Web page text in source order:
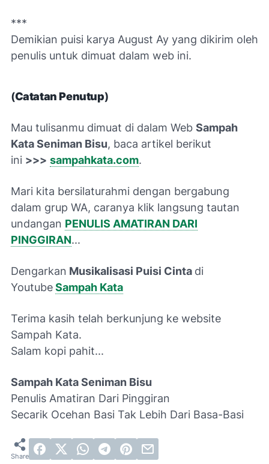
***
Demikian puisi karya August Ay yang dikirim oleh
penulis untuk dimuat dalam web ini.
(Catatan Penutup)
Mau tulisanmu dimuat di dalam Web Sampah
Kata Seniman Bisu, baca artikel berikut
ini >>> sampahkata.com.
Mari kita bersilaturahmi dengan bergabung
dalam grup WA, caranya klik langsung tautan
undangan PENULIS AMATIRAN DARI
PINGGIRAN...
Dengarkan Musikalisasi Puisi Cinta di
YoutubeSampah Kata
Terima kasih telah berkunjung ke website
Sampah Kata.
Salam kopi pahit...
Sampah Kata Seniman Bisu
Penulis Amatiran Dari Pinggiran
Secarik Ocehan Basi Tak Lebih Dari Basa-Basi